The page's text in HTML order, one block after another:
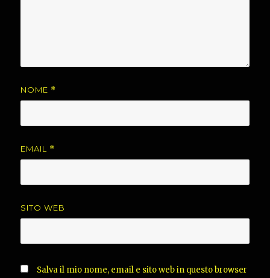
NOME *
EMAIL *
SITO WEB
Salva il mio nome, email e sito web in questo browser